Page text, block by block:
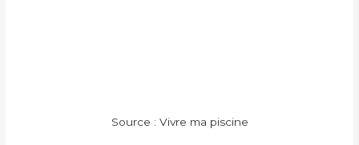
Source : Vivre ma piscine